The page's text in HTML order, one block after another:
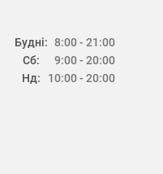
Будні:
Сб:
Нд:
8:00 - 21:00
9:00 - 20:00
10:00 - 20:00